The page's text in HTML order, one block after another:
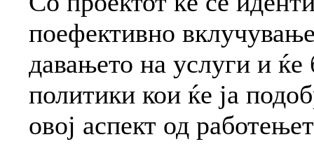
поефективно
давањето на услуги и ќе
политики кои ќе ја
овој аспект од